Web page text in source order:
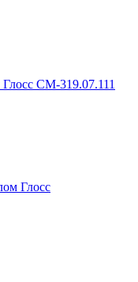
СМ-319.07.111
Глосс